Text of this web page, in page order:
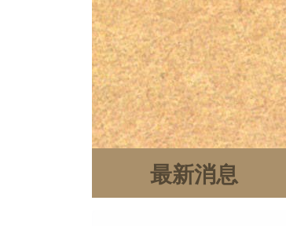
最新消息